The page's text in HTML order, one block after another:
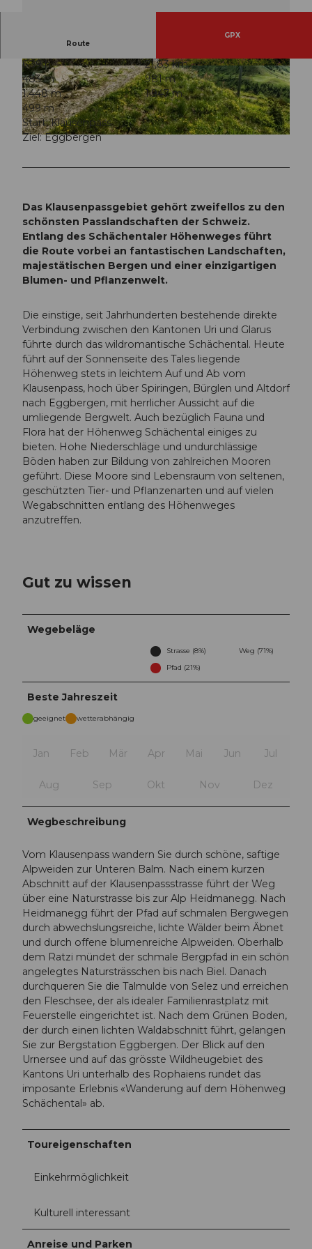
© A. Sanchez, Ferienregion Uri
© A. Sanchez, Ferienregion Uri © A. Sanchez, Ferienregion Uri
Route
GPX
6:39 h
21,83 km
483 m
981 m
1.448 m
1.947 m
499 m
Start: Klausenpass
Ziel: Eggbergen
Das Klausenpassgebiet gehört zweifellos zu den
schönsten Passlandschaften der Schweiz.
Entlang des Schächentaler Höhenweges führt
die Route vorbei an fantastischen Landschaften,
majestätischen Bergen und einer einzigartigen
Blumen- und Pflanzenwelt.
Die einstige, seit Jahrhunderten bestehende direkte
Verbindung zwischen den Kantonen Uri und Glarus
führte durch das wildromantische Schächental. Heute
führt auf der Sonnenseite des Tales liegende
Höhenweg stets in leichtem Auf und Ab vom
Klausenpass, hoch über Spiringen, Bürglen und Altdorf
nach Eggbergen, mit herrlicher Aussicht auf die
umliegende Bergwelt. Auch bezüglich Fauna und
Flora hat der Höhenweg Schächental einiges zu
bieten. Hohe Niederschläge und undurchlässige
Böden haben zur Bildung von zahlreichen Mooren
geführt. Diese Moore sind Lebensraum von seltenen,
geschützten Tier- und Pflanzenarten und auf vielen
Wegabschnitten entlang des Höhenweges
anzutreffen.
Gut zu wissen
Wegebeläge
Strasse (8%)
Weg (71%)
Pfad (21%)
Beste Jahreszeit
geeignet wetterabhängig
Jan Feb Mär Apr Mai Jun Jul
Aug Sep Okt Nov Dez
Wegbeschreibung
Vom Klausenpass wandern Sie durch schöne, saftige
Alpweiden zur Unteren Balm. Nach einem kurzen
Abschnitt auf der Klausenpassstrasse führt der Weg
über eine Naturstrasse bis zur Alp Heidmanegg. Nach
Heidmanegg führt der Pfad auf schmalen Bergwegen
durch abwechslungsreiche, lichte Wälder beim Äbnet
und durch offene blumenreiche Alpweiden. Oberhalb
dem Ratzi mündet der schmale Bergpfad in ein schön
angelegtes Natursträsschen bis nach Biel. Danach
durchqueren Sie die Talmulde von Selez und erreichen
den Fleschsee, der als idealer Familienrastplatz mit
Feuerstelle eingerichtet ist. Nach dem Grünen Boden,
der durch einen lichten Waldabschnitt führt, gelangen
Sie zur Bergstation Eggbergen. Der Blick auf den
Urnersee und auf das grösste Wildheugebiet des
Kantons Uri unterhalb des Rophaiens rundet das
imposante Erlebnis «Wanderung auf dem Höhenweg
Schächental» ab.
Toureigenschaften
Einkehrmöglichkeit
Kulturell interessant
Anreise und Parken